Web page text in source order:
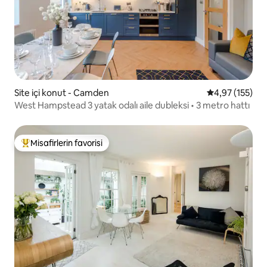
Site içi konut - Camden 5 üzerinden
4,97 (155)
West Hampstead 3 yatak odalı aile dubleksi • 3 metro hattı
Misafirlerin favorilerinden en beğenilenler arasında
Misafirlerin favorisi